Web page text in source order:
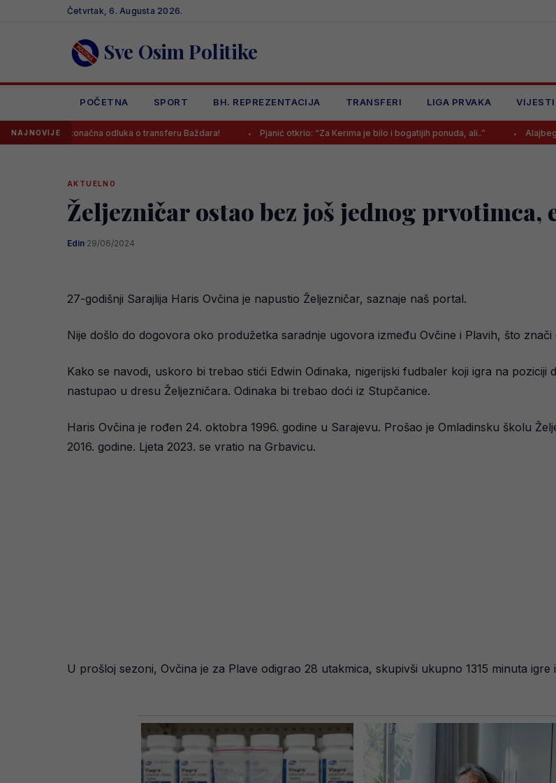
Četvrtak, 6. Augusta 2026.
Sve Osim Politike
POČETNA SPORT BH. REPREZENTACIJA TRANSFERI LIGA PRVAKA VIJESTI
NAJNOVIJE
konačna odluka o transferu Baždara! Pjanić otkrio: “Za Kerima je bilo i bogatijih ponuda, ali..” Alajbegović u
AKTUELNO
Željezničar ostao bez još jednog prvotimca,
Edin·29/06/2024
27-godišnji Sarajlija Haris Ovčina je napustio Željezničar, saznaje naš portal.
Nije došlo do dogovora oko produžetka saradnje ugovora između Ovčine i Plavih, što
Kako se navodi, uskoro bi trebao stići Edwin Odinaka, nigerijski fudbaler koji igra na poziciji
nastupao u dresu Željezničara. Odinaka bi trebao doći iz Stupčanice.
Haris Ovčina je rođen 24. oktobra 1996. godine u Sarajevu. Prošao je Omladinsku školu
2016. godine. Ljeta 2023. se vratio na Grbavicu.
U prošloj sezoni, Ovčina je za Plave odigrao 28 utakmica, skupivši ukupno 1315 minuta igre